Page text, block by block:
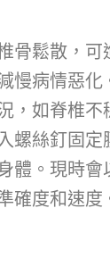
骨鬆散，可
慢病情惡化
，如脊椎不
螺絲釘固定
體。現時會
確度和速度